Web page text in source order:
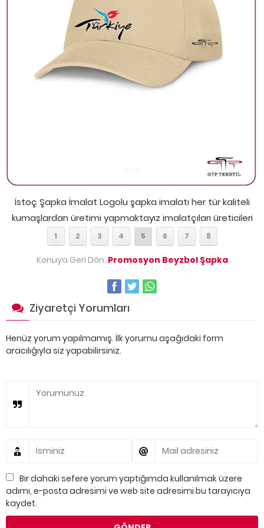
İstoç Şapka İmalat Logolu şapka imalatı her tür kaliteli
kumaşlardan üretimi yapmaktayız imalatçıları üreticileri
1 2 3 4 5 6 7 8
Konuya Geri Dön: Promosyon Beyzbol Şapka
Ziyaretçi Yorumları
Henüz yorum yapılmamış. İlk yorumu aşağıdaki form
aracılığıyla siz yapabilirsiniz.
Bir dahaki sefere yorum yaptığımda kullanılmak üzere
adımı, e-posta adresimi ve web site adresimi bu tarayıcıya
kaydet.